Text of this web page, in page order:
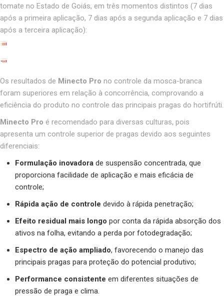
tomate no Estado de Goiás, em três momentos distintos (7 dias
após a primeira aplicação, 7 dias após a segunda aplicação e 7 dias
após a terceira aplicação):
Os resultados de Minecto Pro no controle da mosca-branca
foram superiores em relação à concorrência, comprovando a
eficiência do produto no controle das principais pragas do hortifrúti.
Minecto Pro é recomendado para diversas culturas, pois
apresenta um controle superior de pragas devido aos seguintes
diferenciais:
Formulação inovadora de suspensão concentrada, que
proporciona facilidade de aplicação e mais eficácia de
controle;
Rápida ação de controle devido à rápida penetração;
Efeito residual mais longo por conta da rápida absorção dos
ativos na folha, evitando a perda por fotodegradação;
Espectro de ação ampliado, favorecendo o manejo das
principais pragas para proteção do potencial produtivo;
Performance consistente em diferentes situações de
pressão de praga e clima.